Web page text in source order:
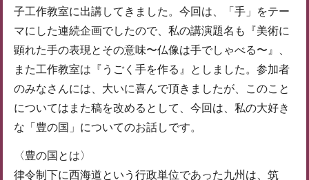
子工作教室に出講してきました。今回は、「手」をテー
マにした連続企画でしたので、私の講演題名も『美術に
顕れた手の表現とその意味〜仏像は手でしゃべる〜』、
また工作教室は『うごく手を作る』としました。参加者
のみなさんには、大いに喜んで頂きましたが、このこと
についてはまた稿を改めるとして、今回は、私の大好き
な「豊の国」についてのお話しです。
〈豊の国とは〉
律令制下に西海道という行政単位であった九州は、筑